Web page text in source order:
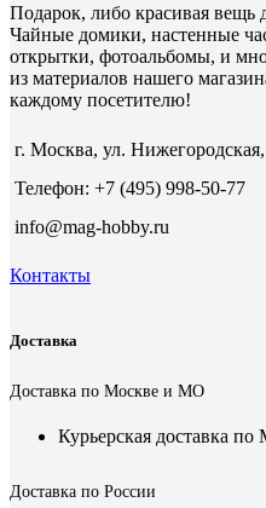
Подарок, либо красивая вещь
Чайные домики, настенные
открытки, фотоальбомы, и
из материалов нашего
каждому посетителю!
г. Москва, ул.
Телефон: +7 (495) 998-50-77
info@mag-hobby.ru
Контакты
Доставка
Доставка по Москве и МО
Курьерская доставка по
Доставка по России